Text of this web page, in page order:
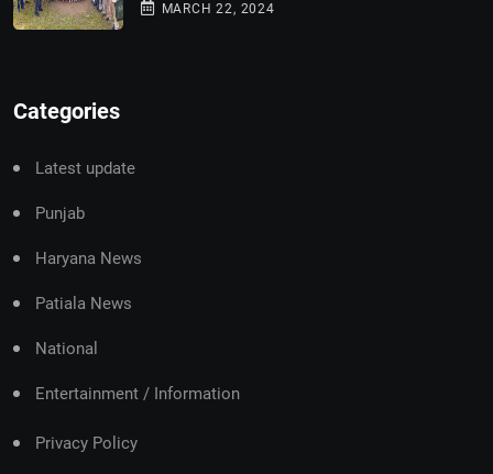
MARCH 22, 2024
Categories
Latest update
Punjab
Haryana News
Patiala News
National
Entertainment / Information
Privacy Policy